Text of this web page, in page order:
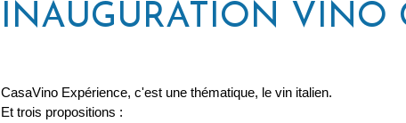
INAUGURATION VINO
CasaVino Expérience, c'est une thématique, le vin italien.
Et trois propositions :